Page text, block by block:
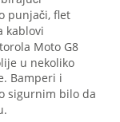
punjači, flet
kablovi
Moto G8
u nekoliko
Bamperi i
sigurnim bilo da